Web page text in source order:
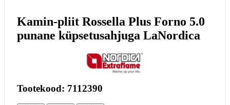
Kamin-pliit Rossella Plus Forno 5.0
punane küpsetusahjuga LaNordica
Tootekood: 7112390